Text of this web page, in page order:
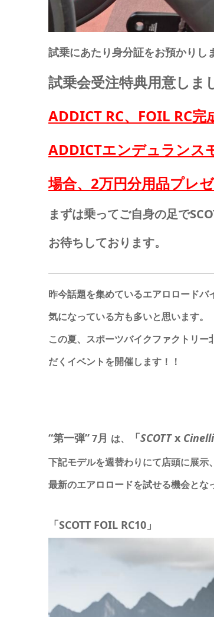
試乗にあたり身分証をお預かりし
試乗会受注特典用意しま
ADDICT RC、FOIL RC
ADDICTエンデュランス
場合、2万円分用品プレ
まずは乗ってご自身の足で
お待ちしております。
昨今話題を集めているエアロロードバ
気になっている方も多いと思います。
この夏、スポーツバイクファクトリ
だくイベントを開催します！！
“第一弾”7月 は、 「SCOTTx Cinelli
下記モデルを週替わりにて店頭に展示
最新のエアロロードを試せる機会とな
「SCOTT FOIL RC10」